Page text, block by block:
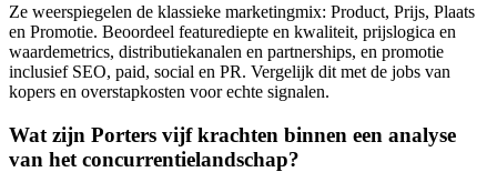
Ze weerspiegelen de klassieke marketingmix: Product, Prijs, Plaats
en Promotie. Beoordeel featurediepte en kwaliteit, prijslogica en
waardemetrics, distributiekanalen en partnerships, en promotie
inclusief SEO, paid, social en PR. Vergelijk dit met de jobs van
kopers en overstapkosten voor echte signalen.
Wat zijn Porters vijf krachten binnen een analyse
van het concurrentielandschap?